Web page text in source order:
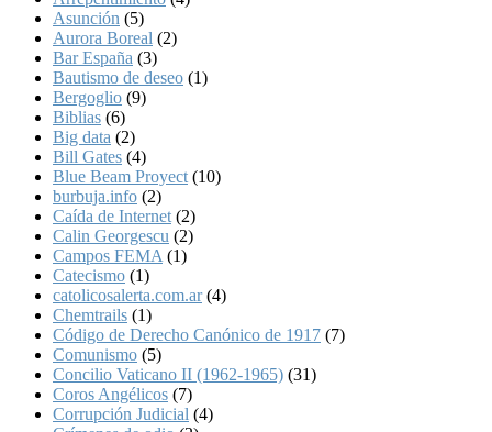
Asunción (5)
Aurora Boreal (2)
Bar España (3)
Bautismo de deseo (1)
Bergoglio (9)
Biblias (6)
Big data (2)
Bill Gates (4)
Blue Beam Proyect (10)
burbuja.info (2)
Caída de Internet (2)
Calin Georgescu (2)
Campos FEMA (1)
Catecismo (1)
catolicosalerta.com.ar(4)
Chemtrails (1)
Código de Derecho Canónico de 1917 (7)
Comunismo (5)
Concilio Vaticano II (1962-1965) (31)
Coros Angélicos (7)
Corrupción Judicial (4)